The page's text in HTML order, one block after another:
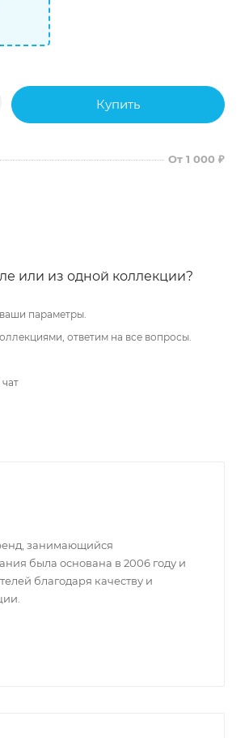
Купить
От 1 000 ₽
или из одной коллекции?
параметры.
ответим на все вопросы.
занимающийся
была основана в 2006 году и
благодаря качеству и